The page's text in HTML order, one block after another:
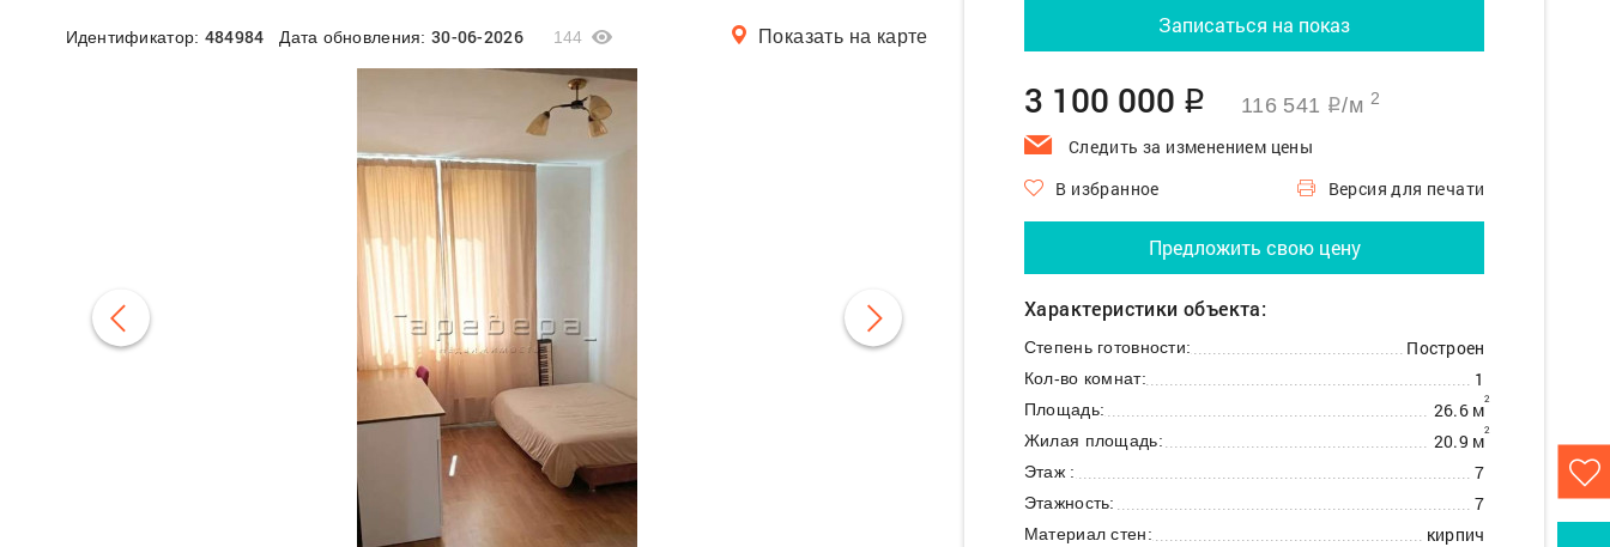
Идентификатор: 484984 Дата обновления: 30-06-2026 144 Показать на карте Записаться на показ
3 100 000 q 116 541 q/м 2
Следить за изменением цены
В избранное
Версия для печати
Предложить свою цену
Характеристики объекта:
Степень готовности: Построен
Кол-во комнат: 1
Площадь: 26.6 м2
Жилая площадь: 20.9 м2
Этаж : 7
Этажность: 7
Материал стен: кирпич